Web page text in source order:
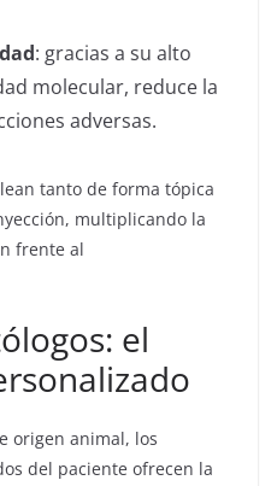
: gracias a su alto
molecular, reduce la
adversas.
tanto de forma tópica
multiplicando la
frente al
el
origen animal, los
del paciente ofrecen la